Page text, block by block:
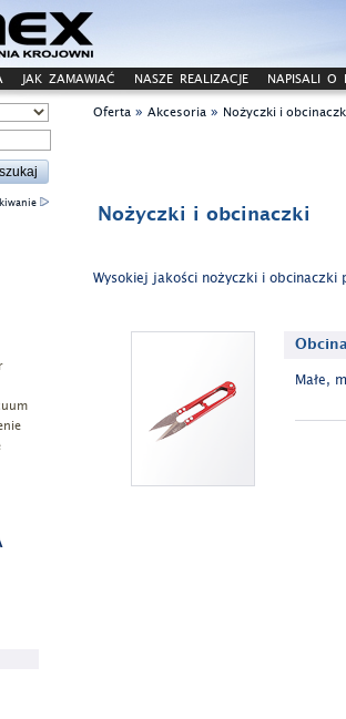
JAK ZAMAWIAĆ NASZE REALIZACJE NAPISALI O
Oferta » Akcesoria » Nożyczki i
Nożyczki i obcinaczki
Wysokiej jakości nożyczki i
Małe,